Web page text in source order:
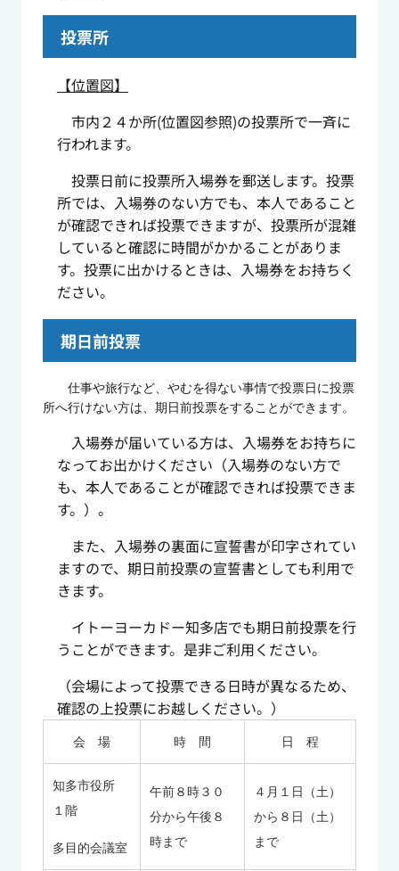
投票所
【位置図】
市内２４か所(位置図参照)の投票所で一斉に
行われます。
投票日前に投票所入場券を郵送します。投票
所では、入場券のない方でも、本人であること
が確認できれば投票できますが、投票所が混雑
していると確認に時間がかかることがありま
す。投票に出かけるときは、入場券をお持ちく
ださい。
期日前投票
仕事や旅行など、やむを得ない事情で投票日に投票
所へ行けない方は、期日前投票をすることができます。
入場券が届いている方は、入場券をお持ちに
なってお出かけください（入場券のない方で
も、本人であることが確認できれば投票できま
す。）。
また、入場券の裏面に宣誓書が印字されてい
ますので、期日前投票の宣誓書としても利用で
きます。
イトーヨーカドー知多店でも期日前投票を行
うことができます。是非ご利用ください。
（会場によって投票できる日時が異なるため、
確認の上投票にお越しください。）
会 場 時 間 日 程
知多市役所
１階
多目的会議室
午前８時３０
分から午後８
時まで
４月１日（土）
から８日（土）
まで